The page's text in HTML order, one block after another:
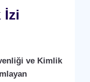
İzi
ve Kimlik